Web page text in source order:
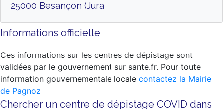
25000 Besançon (Jura
Informations officielle
Ces informations sur les centres de dépistage sont
validées par le gouvernement sur sante.fr. Pour toute
information gouvernementale locale contactez la Mairie
de Pagnoz
Chercher un centre de dépistage COVID dans